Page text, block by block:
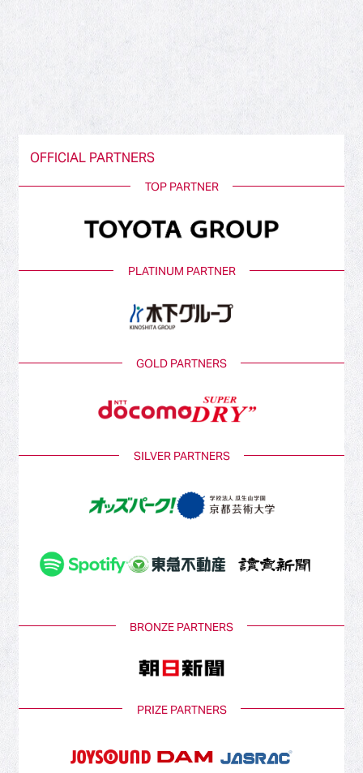
OFFICIAL PARTNERS
TOP PARTNER
PLATINUM PARTNER
GOLD PARTNERS
SILVER PARTNERS
BRONZE PARTNERS
PRIZE PARTNERS